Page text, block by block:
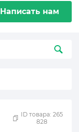
Написать нам
ID товара: 265
828